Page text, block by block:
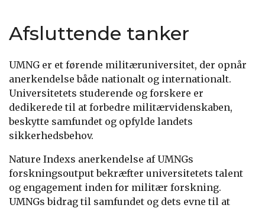
Afsluttende tanker
UMNG er et førende militæruniversitet, der opnår
anerkendelse både nationalt og internationalt.
Universitetets studerende og forskere er
dedikerede til at forbedre militærvidenskaben,
beskytte samfundet og opfylde landets
sikkerhedsbehov.
Nature Indexs anerkendelse af UMNGs
forskningsoutput bekræfter universitetets talent
og engagement inden for militær forskning.
UMNGs bidrag til samfundet og dets evne til at